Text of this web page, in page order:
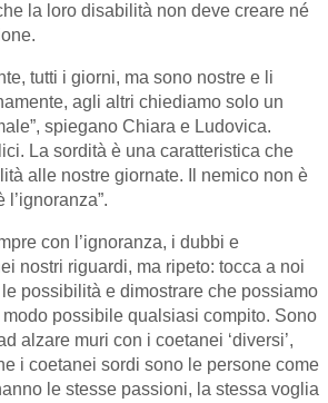
la loro disabilità non deve creare né
tutti i giorni, ma sono nostre e li
agli altri chiediamo solo un
spiegano Chiara e Ludovica.
La sordità è una caratteristica che
alle nostre giornate. Il nemico non è
l’ignoranza”.
con l’ignoranza, i dubbi e
nostri riguardi, ma ripeto: tocca a noi
possibilità e dimostrare che possiamo
possibile qualsiasi compito. Sono
alzare muri con i coetanei ‘diversi’,
i coetanei sordi sono le persone come
le stesse passioni, la stessa voglia